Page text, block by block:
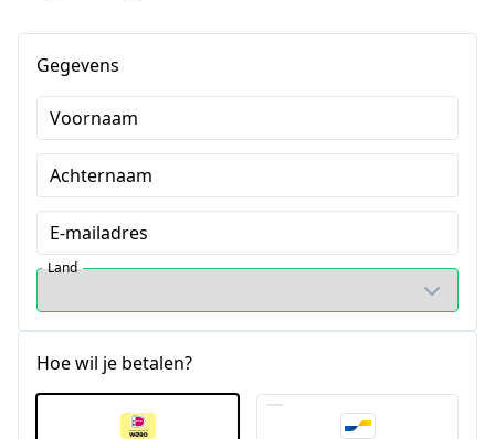
Gegevens
Voornaam
Achternaam
E-mailadres
Land
Hoe wil je betalen?